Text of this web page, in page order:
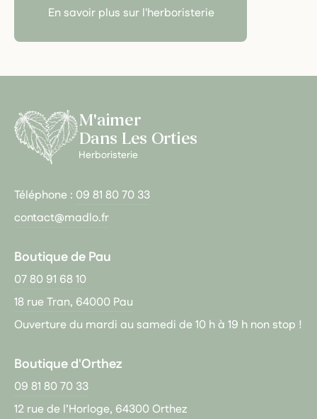
En savoir plus sur l'herboristerie
M'aimer
Dans Les Orties
Herboristerie
Téléphone : 09 81 80 70 33
contact@madlo.fr
Boutique de Pau
07 80 91 68 10
18 rue Tran, 64000 Pau
Ouverture du mardi au samedi de 10 h à 19 h non stop !
Boutique d'Orthez
09 81 80 70 33
12 rue de l’Horloge, 64300 Orthez